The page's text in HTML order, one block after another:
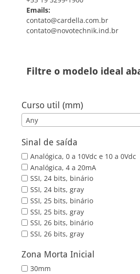
Emails:
contato@cardella.com.br
contato@novotechnik.ind.br
Filtre o modelo ideal
Curso util (mm)
Any
Sinal de saída
Analógica, 0 a 10Vdc e 10 a 0Vdc
Analógica, 4 a 20mA
SSI, 24 bits, binário
SSI, 24 bits, gray
SSI, 25 bits, binário
SSI, 25 bits, gray
SSI, 26 bits, binário
SSI, 26 bits, gray
Zona Morta Inicial
30mm